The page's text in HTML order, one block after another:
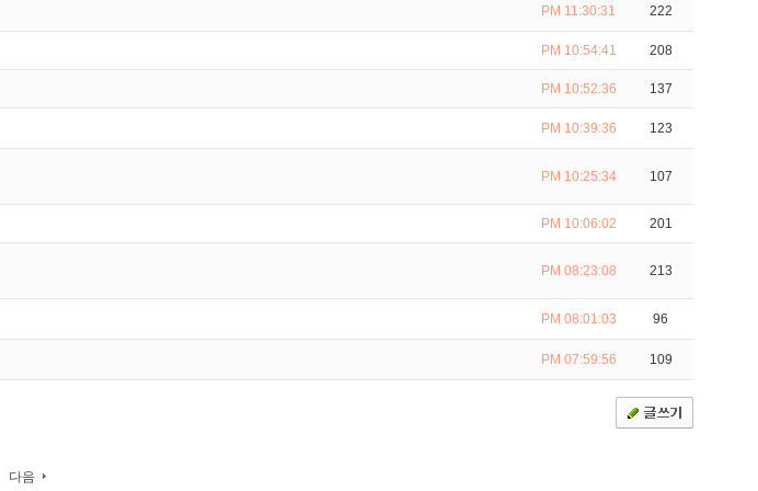
PM 11:30:31 222
PM 10:54:41 208
PM 10:52:36 137
PM 10:39:36 123
PM 10:25:34 107
PM 10:06:02 201
PM 08:23:08 213
PM 08:01:03 96
PM 07:59:56 109
다음